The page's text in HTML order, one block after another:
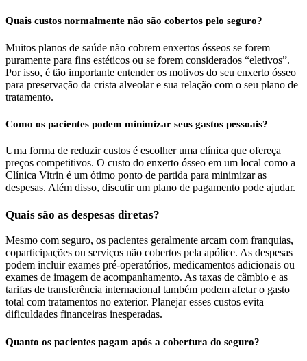
Quais custos normalmente não são cobertos pelo seguro?
Muitos planos de saúde não cobrem enxertos ósseos se forem
puramente para fins estéticos ou se forem considerados “eletivos”.
Por isso, é tão importante entender os motivos do seu enxerto ósseo
para preservação da crista alveolar e sua relação com o seu plano de
tratamento.
Como os pacientes podem minimizar seus gastos pessoais?
Uma forma de reduzir custos é escolher uma clínica que ofereça
preços competitivos. O custo do enxerto ósseo em um local como a
Clínica Vitrin é um ótimo ponto de partida para minimizar as
despesas. Além disso, discutir um plano de pagamento pode ajudar.
Quais são as despesas diretas?
Mesmo com seguro, os pacientes geralmente arcam com franquias,
coparticipações ou serviços não cobertos pela apólice. As despesas
podem incluir exames pré-operatórios, medicamentos adicionais ou
exames de imagem de acompanhamento. As taxas de câmbio e as
tarifas de transferência internacional também podem afetar o gasto
total com tratamentos no exterior. Planejar esses custos evita
dificuldades financeiras inesperadas.
Quanto os pacientes pagam após a cobertura do seguro?